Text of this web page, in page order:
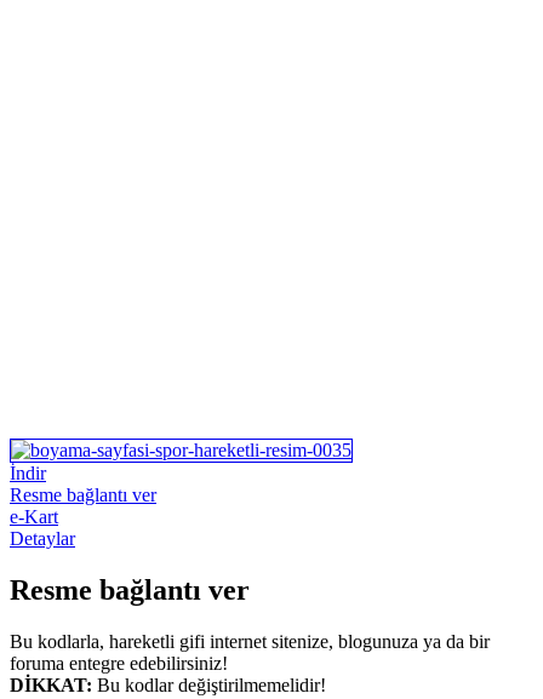
İndir
Resme bağlantı ver
e-Kart
Detaylar
Resme bağlantı ver
Bu kodlarla, hareketli gifi internet sitenize, blogunuza ya da bir
foruma entegre edebilirsiniz!
DİKKAT: Bu kodlar değiştirilmemelidir!